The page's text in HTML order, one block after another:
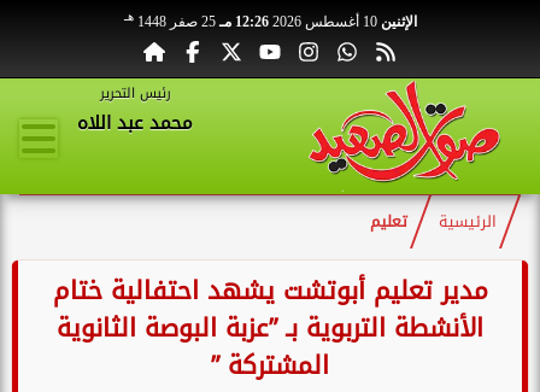
الإثنين 10 أغسطس 2026 12:26 مـ 25 صفر 1448 هـ
رئيس التحرير
محمد عبد اللاه
الرئيسية تعليم
مدير تعليم أبوتشت يشهد احتفالية ختام
الأنشطة التربوية بـ ”عزبة البوصة الثانوية
المشتركة ”